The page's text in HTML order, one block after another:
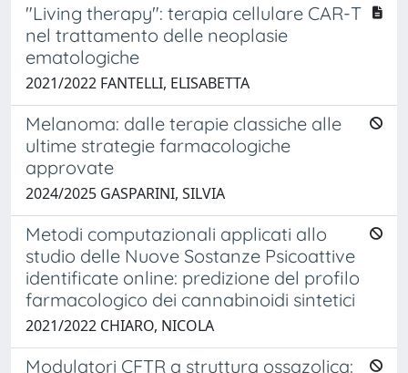
"Living therapy": terapia cellulare CAR-T
nel trattamento delle neoplasie
ematologiche
2021/2022 FANTELLI, ELISABETTA
Melanoma: dalle terapie classiche alle
ultime strategie farmacologiche
approvate
2024/2025 GASPARINI, SILVIA
Metodi computazionali applicati allo
studio delle Nuove Sostanze Psicoattive
identificate online: predizione del profilo
farmacologico dei cannabinoidi sintetici
2021/2022 CHIARO, NICOLA
Modulatori CFTR a struttura ossazolica: